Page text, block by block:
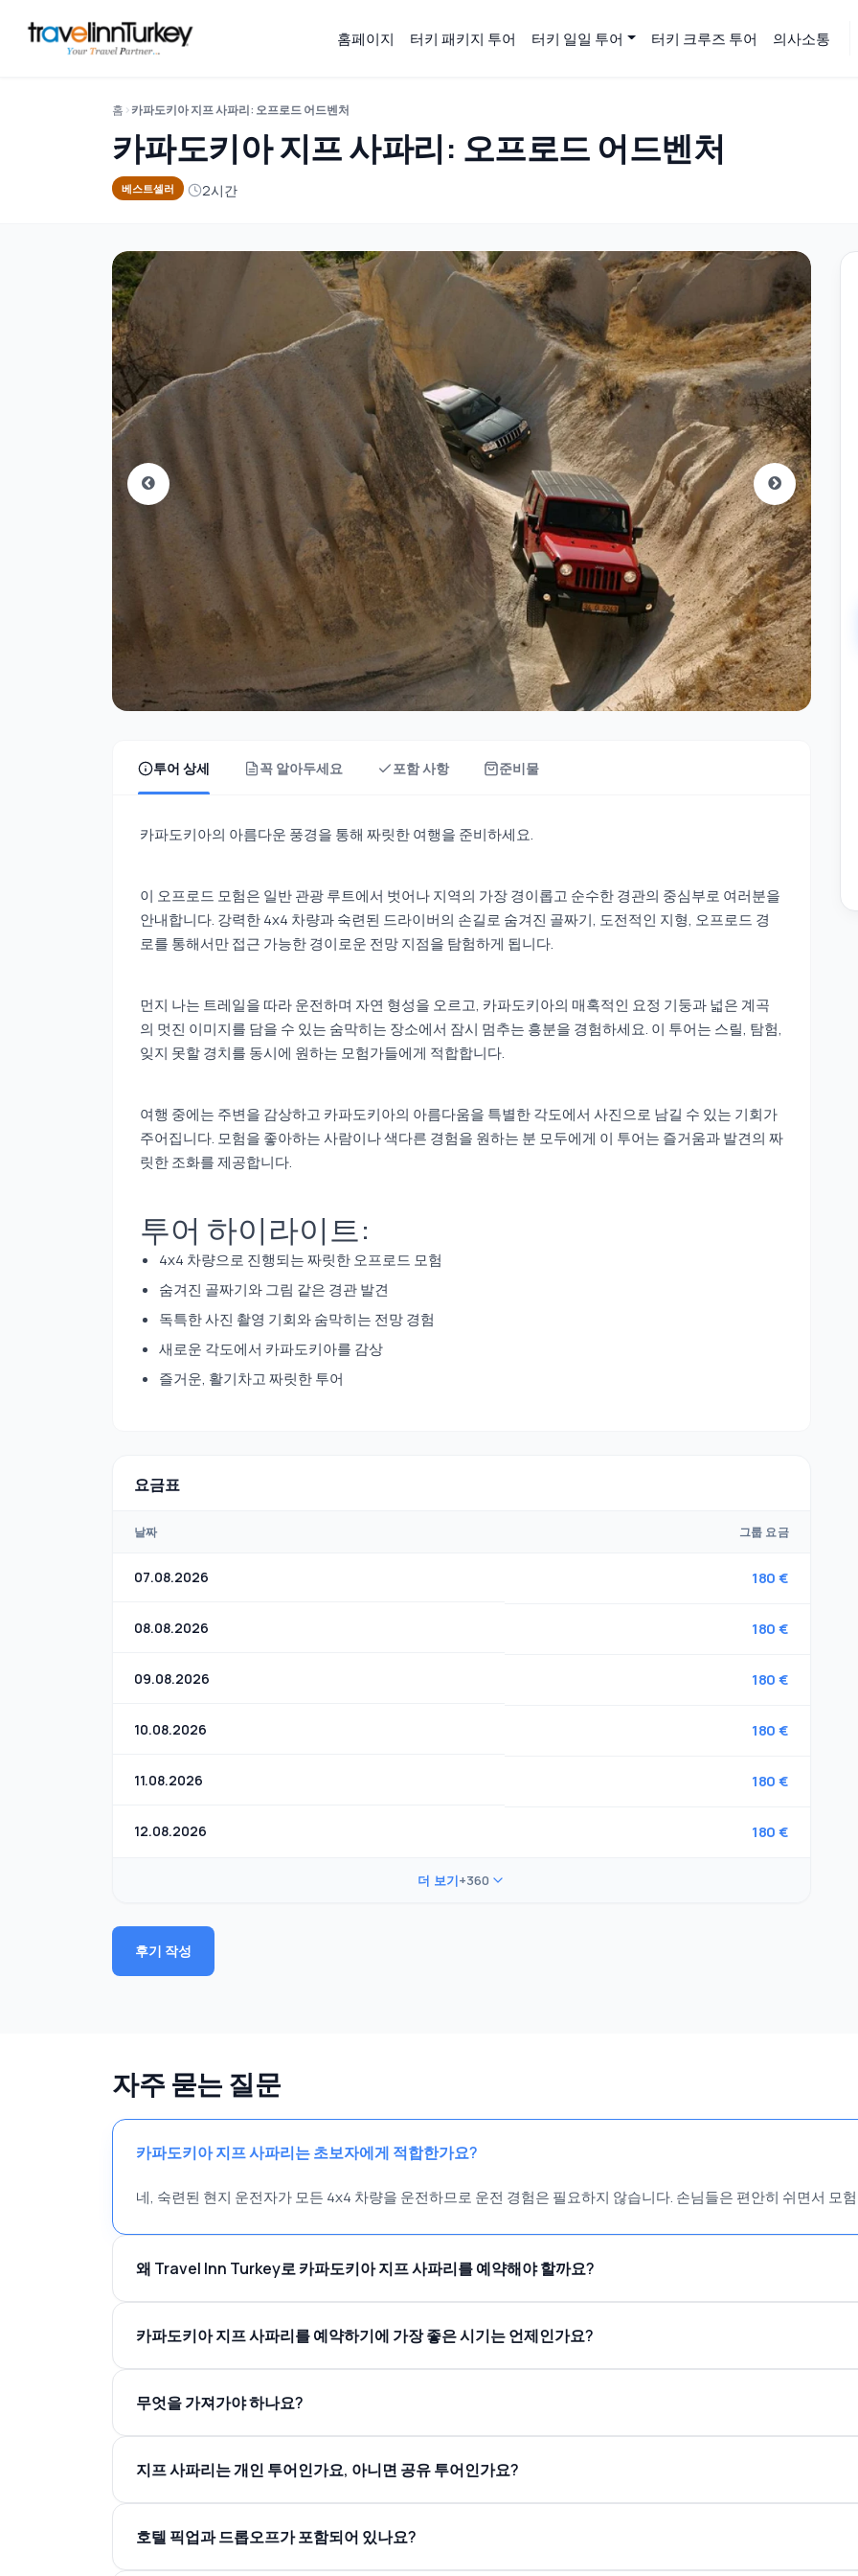
홈페이지 터키 패키지 투어 터키 일일 투어 터키 크루즈 투어 의사소통
홈 카파도키아 지프 사파리: 오프로드 어드벤처
카파도키아 지프 사파리: 오프로드 어드벤처
베스트셀러 2시간
투어 상세 꼭 알아두세요 포함 사항 준비물
카파도키아의 아름다운 풍경을 통해 짜릿한 여행을 준비하세요.
이 오프로드 모험은 일반 관광 루트에서 벗어나 지역의 가장 경이롭고 순수한 경관의 중심부로 여러분을
안내합니다. 강력한 4x4 차량과 숙련된 드라이버의 손길로 숨겨진 골짜기, 도전적인 지형, 오프로드 경
로를 통해서만 접근 가능한 경이로운 전망 지점을 탐험하게 됩니다.
먼지 나는 트레일을 따라 운전하며 자연 형성을 오르고, 카파도키아의 매혹적인 요정 기둥과 넓은 계곡
의 멋진 이미지를 담을 수 있는 숨막히는 장소에서 잠시 멈추는 흥분을 경험하세요. 이 투어는 스릴, 탐험,
잊지 못할 경치를 동시에 원하는 모험가들에게 적합합니다.
여행 중에는 주변을 감상하고 카파도키아의 아름다움을 특별한 각도에서 사진으로 남길 수 있는 기회가
주어집니다. 모험을 좋아하는 사람이나 색다른 경험을 원하는 분 모두에게 이 투어는 즐거움과 발견의 짜
릿한 조화를 제공합니다.
투어 하이라이트:
4x4 차량으로 진행되는 짜릿한 오프로드 모험
숨겨진 골짜기와 그림 같은 경관 발견
독특한 사진 촬영 기회와 숨막히는 전망 경험
새로운 각도에서 카파도키아를 감상
즐거운, 활기차고 짜릿한 투어
요금표
날짜 그룹 요금
07.08.2026 180 €
08.08.2026 180 €
09.08.2026 180 €
10.08.2026 180 €
11.08.2026 180 €
12.08.2026 180 €
더 보기+360
후기 작성
자주 묻는 질문
카파도키아 지프 사파리는 초보자에게 적합한가요?
네, 숙련된 현지 운전자가 모든 4x4 차량을 운전하므로 운전 경험은 필요하지 않습니다. 손님들은 편안히 쉬면서 모
왜 Travel Inn Turkey로 카파도키아 지프 사파리를 예약해야 할까요?
숙련된 현지 운전자
엄선된 오프로드 경로
신뢰할 수 있는 4x4 차량
전담 고객 지원
안전한 온라인 예약
카파도키아 지프 사파리를 예약하기에 가장 좋은 시기는 언제인가요?
무엇을 가져가야 하나요?
카메라 또는 스마트폰
선글라스
자외선 차단제
지프 사파리는 개인 투어인가요, 아니면 공유 투어인가요?
호텔 픽업과 드롭오프가 포함되어 있나요?